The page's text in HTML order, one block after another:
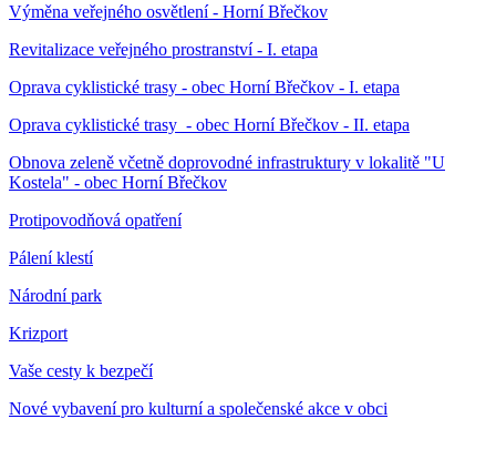
Výměna veřejného osvětlení - Horní Břečkov
Revitalizace veřejného prostranství - I. etapa
Oprava cyklistické trasy - obec Horní Břečkov - I. etapa
Oprava cyklistické trasy - obec Horní Břečkov - II. etapa
Obnova zeleně včetně doprovodné infrastruktury v lokalitě "U
Kostela" - obec Horní Břečkov
Protipovodňová opatření
Pálení klestí
Národní park
Krizport
Vaše cesty k bezpečí
Nové vybavení pro kulturní a společenské akce v obci